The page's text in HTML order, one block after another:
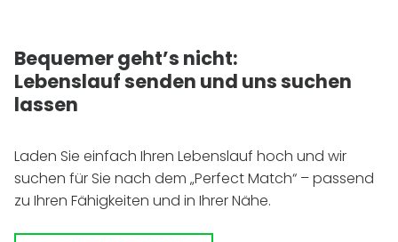
Bequemer geht’s nicht:
Lebenslauf senden und uns suchen
lassen
Laden Sie einfach Ihren Lebenslauf hoch und wir
suchen für Sie nach dem „Perfect Match“ – passend
zu Ihren Fähigkeiten und in Ihrer Nähe.